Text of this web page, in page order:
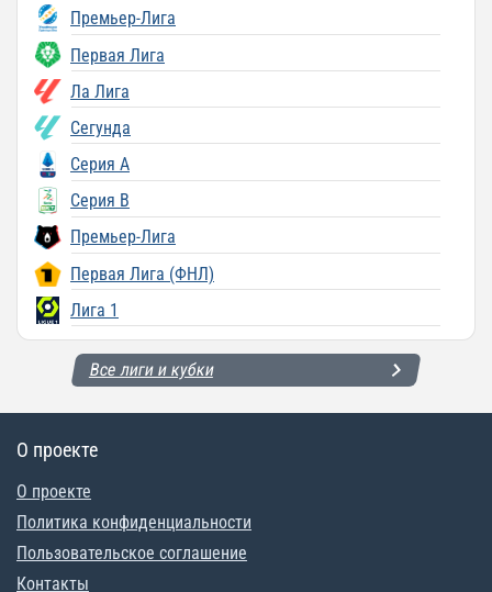
Премьер-Лига
Первая Лига
Ла Лига
Сегунда
Серия A
Серия B
Премьер-Лига
Первая Лига (ФНЛ)
Лига 1
Все лиги и кубки
О проекте
О проекте
Политика конфиденциальности
Пользовательское соглашение
Контакты